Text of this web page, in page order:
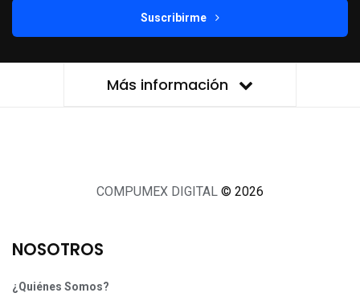
Suscribirme
Más información
COMPUMEX DIGITAL © 2026
NOSOTROS
¿Quiénes Somos?